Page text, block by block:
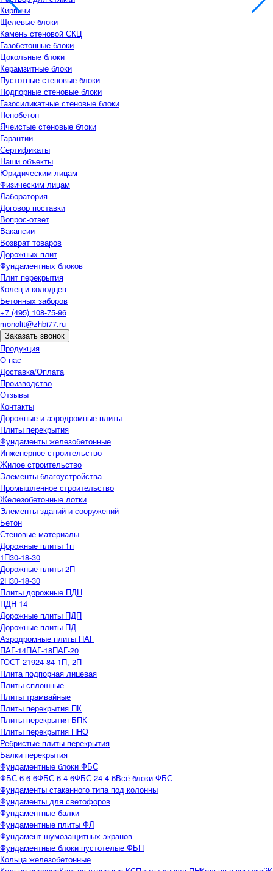
Кирпичи
Щелевые блоки
Камень стеновой СКЦ
Газобетонные блоки
Цокольные блоки
Керамзитные блоки
Пустотные стеновые блоки
Подпорные стеновые блоки
Газосиликатные стеновые блоки
Пенобетон
Ячеистые стеновые блоки
Гарантии
Сертификаты
Наши объекты
Юридическим лицам
Физическим лицам
Лаборатория
Договор поставки
Вопрос-ответ
Вакансии
Возврат товаров
Дорожных плит
Фундаментных блоков
Плит перекрытия
Колец и колодцев
Бетонных заборов
+7 (495) 108-75-96
monolit@zhbi77.ru
Заказать звонок
Продукция
О нас
Доставка/Оплата
Производство
Отзывы
Контакты
Дорожные и аэродромные плиты
Плиты перекрытия
Фундаменты железобетонные
Инженерное строительство
Жилое строительство
Элементы благоустройства
Промышленное строительство
Железобетонные лотки
Элементы зданий и сооружений
Бетон
Стеновые материалы
Дорожные плиты 1п
1П30-18-30
Дорожные плиты 2П
2П30-18-30
Плиты дорожные ПДН
ПДН-14
Дорожные плиты ПДП
Дорожные плиты ПД
Аэродромные плиты ПАГ
ПАГ-14ПАГ-18ПАГ-20
ГОСТ 21924-84 1П, 2П
Плита подпорная лицевая
Плиты сплошные
Плиты трамвайные
Плиты перекрытия ПК
Плиты перекрытия БПК
Плиты перекрытия ПНО
Ребристые плиты перекрытия
Балки перекрытия
Фундаментные блоки ФБС
ФБС 6 6 6ФБС 6 4 6ФБС 24 4 6Всё блоки ФБС
Фундаменты стаканного типа под колонны
Фундаменты для светофоров
Фундаментные балки
Фундаментные плиты ФЛ
Фундамент шумозащитных экранов
Фундаментные блоки пустотелые ФБП
Кольца железобетонные